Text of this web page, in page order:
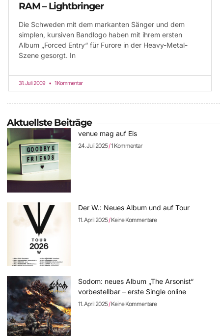
RAM – Lightbringer
Die Schweden mit dem markanten Sänger und dem
simplen, kursiven Bandlogo haben mit ihrem ersten
Album „Forced Entry“ für Furore in der Heavy-Metal-
Szene gesorgt. In
31. Juli 2009 1 Kommentar
Aktuellste Beiträge
venue mag auf Eis
24. Juli 2025 1 Kommentar
Der W.: Neues Album und auf Tour
11. April 2025 Keine Kommentare
Sodom: neues Album „The Arsonist“
vorbestellbar – erste Single online
11. April 2025 Keine Kommentare